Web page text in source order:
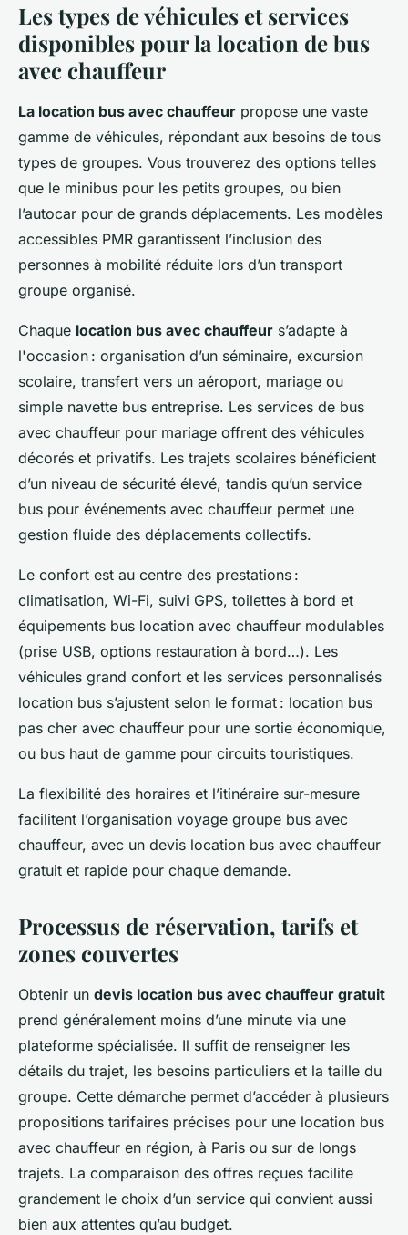
Les types de véhicules et services
disponibles pour la location de bus
avec chauffeur
La location bus avec chauffeur propose une vaste
gamme de véhicules, répondant aux besoins de tous
types de groupes. Vous trouverez des options telles
que le minibus pour les petits groupes, ou bien
l’autocar pour de grands déplacements. Les modèles
accessibles PMR garantissent l’inclusion des
personnes à mobilité réduite lors d’un transport
groupe organisé.
Chaque location bus avec chauffeur s’adapte à
l'occasion : organisation d’un séminaire, excursion
scolaire, transfert vers un aéroport, mariage ou
simple navette bus entreprise. Les services de bus
avec chauffeur pour mariage offrent des véhicules
décorés et privatifs. Les trajets scolaires bénéficient
d’un niveau de sécurité élevé, tandis qu’un service
bus pour événements avec chauffeur permet une
gestion fluide des déplacements collectifs.
Le confort est au centre des prestations :
climatisation, Wi-Fi, suivi GPS, toilettes à bord et
équipements bus location avec chauffeur modulables
(prise USB, options restauration à bord…). Les
véhicules grand confort et les services personnalisés
location bus s’ajustent selon le format : location bus
pas cher avec chauffeur pour une sortie économique,
ou bus haut de gamme pour circuits touristiques.
La flexibilité des horaires et l’itinéraire sur-mesure
facilitent l’organisation voyage groupe bus avec
chauffeur, avec un devis location bus avec chauffeur
gratuit et rapide pour chaque demande.
Processus de réservation, tarifs et
zones couvertes
Obtenir un devis location bus avec chauffeur gratuit
prend généralement moins d’une minute via une
plateforme spécialisée. Il suffit de renseigner les
détails du trajet, les besoins particuliers et la taille du
groupe. Cette démarche permet d’accéder à plusieurs
propositions tarifaires précises pour une location bus
avec chauffeur en région, à Paris ou sur de longs
trajets. La comparaison des offres reçues facilite
grandement le choix d’un service qui convient aussi
bien aux attentes qu’au budget.